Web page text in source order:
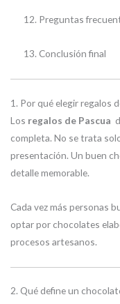
Preguntas
Conclusión final
1. Por qué elegir regalos
Los regalos de Pascua
completa. No se trata
presentación. Un buen
detalle memorable.
Cada vez más personas
optar por chocolates
procesos artesanos.
2. Qué define un